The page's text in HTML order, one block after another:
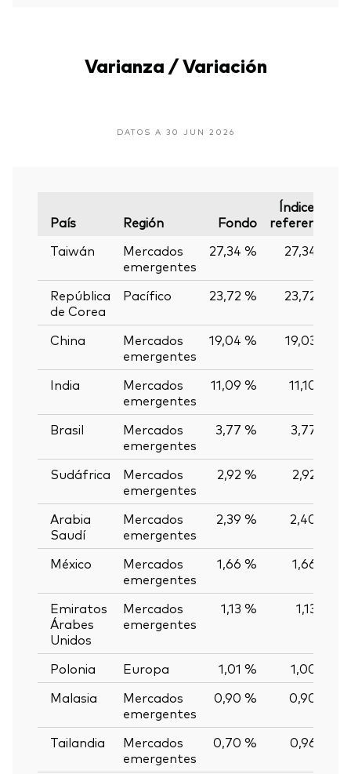
Varianza / Variación
DATOS A 30 JUN 2026
País Región Fondo
Índice de
referencia
Taiwán
Mercados
emergentes
27,34 % 27,34 %
República
de Corea
Pacífico 23,72 % 23,72 %
China
Mercados
emergentes
19,04 % 19,03 %
India
Mercados
emergentes
11,09 % 11,10 %
Brasil
Mercados
emergentes
3,77 % 3,77 %
Sudáfrica
Mercados
emergentes
2,92 % 2,92 %
Arabia
Saudí
Mercados
emergentes
2,39 % 2,40 %
México
Mercados
emergentes
1,66 % 1,66 %
Emiratos
Árabes
Unidos
Mercados
emergentes
1,13 % 1,13 %
Polonia Europa 1,01 %
1,00 %
Malasia
Mercados
emergentes
0,90 % 0,90 %
Tailandia
Mercados
emergentes
0,70 % 0,96 %